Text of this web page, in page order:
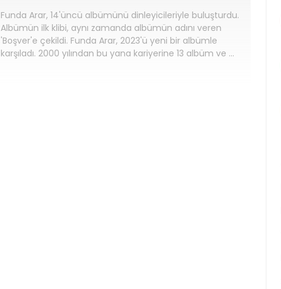
Funda Arar, 14'üncü albümünü dinleyicileriyle buluşturdu.
Albümün ilk klibi, aynı zamanda albümün adını veren
'Boşver'e çekildi. Funda Arar, 2023'ü yeni bir albümle
karşıladı. 2000 yılından bu yana kariyerine 13 albüm ve …